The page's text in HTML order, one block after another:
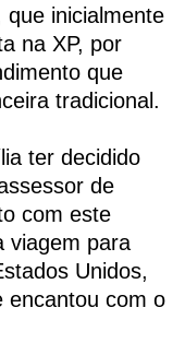
inicialmente
na XP, por
que
tradicional.
ter decidido
de
com este
viagem para
Unidos,
encantou com o